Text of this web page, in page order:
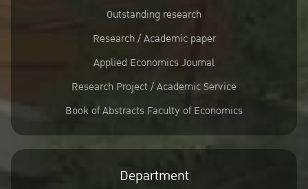
Outstanding research
Research / Academic paper
Applied Economics Journal
Research Project / Academic Service
Book of Abstracts Faculty of Economics
Department